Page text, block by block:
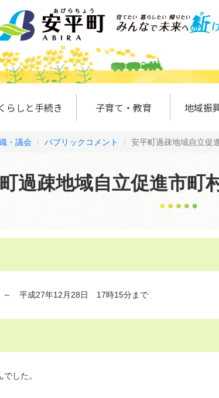
らしと手続き 子育て・教育 地域振
・議会 パブリックコメント 安平町過疎地域自立促
過疎地域自立促進市町
平成27年12月28日 17時15分まで
した。